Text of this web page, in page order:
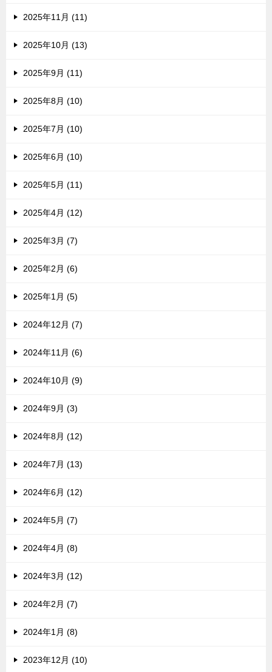
2025年11月 (11)
2025年10月 (13)
2025年9月 (11)
2025年8月 (10)
2025年7月 (10)
2025年6月 (10)
2025年5月 (11)
2025年4月 (12)
2025年3月 (7)
2025年2月 (6)
2025年1月 (5)
2024年12月 (7)
2024年11月 (6)
2024年10月 (9)
2024年9月 (3)
2024年8月 (12)
2024年7月 (13)
2024年6月 (12)
2024年5月 (7)
2024年4月 (8)
2024年3月 (12)
2024年2月 (7)
2024年1月 (8)
2023年12月 (10)